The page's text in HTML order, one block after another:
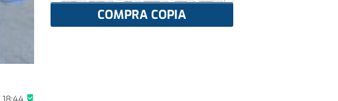
COMPRA COPIA